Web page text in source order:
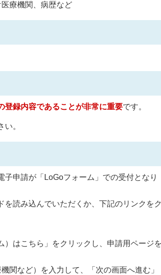
療機関、病歴など
登録内容であることが非常に重要です。
。
申請が「LoGoフォーム」での受付となり
を読み込んでいただくか、下記のリンクを
）はこちら」をクリックし、申請用ページ
関など）を入力して、「次の画面へ進む」